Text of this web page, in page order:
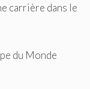
carrière dans le
du Monde